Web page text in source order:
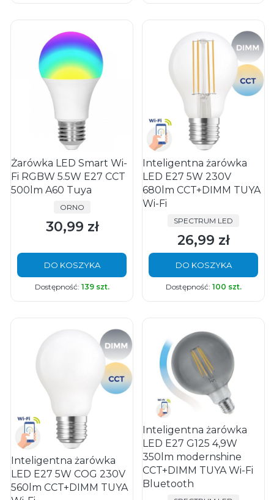
Żarówka LED Smart Wi-
Fi RGBW 5.5W E27 CCT
500lm A60 Tuya
PRODUCENT
ORNO
Cena
30,99 zł
DO KOSZYKA
Dostępność: 139 szt.
Inteligentna żarówka
LED E27 5W 230V
680lm CCT+DIMM TUYA
Wi-Fi
PRODUCENT
SPECTRUM LED
Cena
26,99 zł
DO KOSZYKA
Dostępność: 100 szt.
Inteligentna żarówka
LED E27 5W COG 230V
560lm CCT+DIMM TUYA
Inteligentna żarówka
LED E27 G125 4,9W
350lm modernshine
CCT+DIMM TUYA Wi-Fi
Bluetooth